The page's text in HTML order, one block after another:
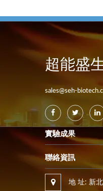
超能盛
sales@seh-
實驗成果
聯絡資訊
地 址: 新